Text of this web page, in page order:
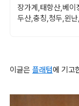
옵션,노팁
장가계,태항산,베이
두산,충칭,청두,윈
이글은 플래텀에 기고